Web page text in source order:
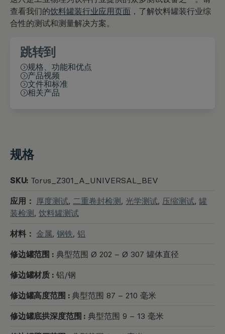
查看我们的饮料罐装行业应用页面 ，了解饮料罐装行业综
合性的测试和测量解决方案。
跳转到
规格、功能和优点
产品视频
文件和标准
相关产品
规格
SKU: Torus_Z301_A_UNIVERSAL_BEV
应用： 厚度测试,二重卷封检测 , 光学测试, 压缩测试,罐
装检测 , 饮料罐测试
材料： 金属,钢铁,铝
修边罐范围 :典型范围 Ø 202 – Ø 307 罐体直径
修边罐材质 :铝/钢
修边罐高度范围 :典型范围 87 – 210 毫米
修边罐底拱深度范围 : 典型范围 9 – 13 毫米